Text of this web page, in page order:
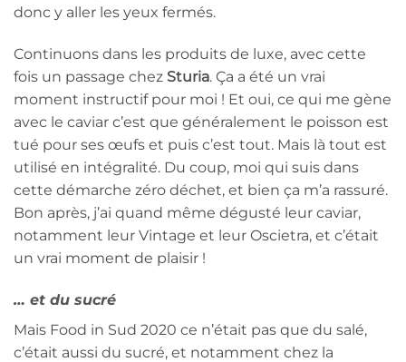
donc y aller les yeux fermés.
Continuons dans les produits de luxe, avec cette
fois un passage chez Sturia. Ça a été un vrai
moment instructif pour moi ! Et oui, ce qui me gène
avec le caviar c’est que généralement le poisson est
tué pour ses œufs et puis c’est tout. Mais là tout est
utilisé en intégralité. Du coup, moi qui suis dans
cette démarche zéro déchet, et bien ça m’a rassuré.
Bon après, j’ai quand même dégusté leur caviar,
notamment leur Vintage et leur Oscietra, et c’était
un vrai moment de plaisir !
… et du sucré
Mais Food in Sud 2020 ce n’était pas que du salé,
c’était aussi du sucré, et notamment chez la